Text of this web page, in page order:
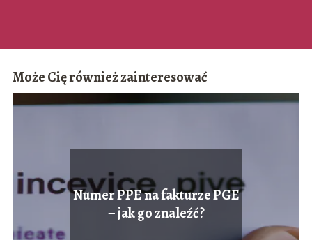
Może Cię również zainteresować
Numer PPE na fakturze PGE
– jak go znaleźć?